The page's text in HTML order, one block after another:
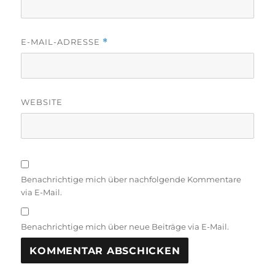
E-MAIL-ADRESSE *
WEBSITE
Benachrichtige mich über nachfolgende Kommentare
via E-Mail.
Benachrichtige mich über neue Beiträge via E-Mail.